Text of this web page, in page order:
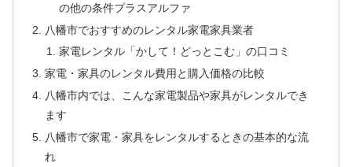
の他の条件プラスアルファ
八幡市でおすすめのレンタル家電家具業者
家電レンタル「かして！どっとこむ」の口コミ
家電・家具のレンタル費用と購入価格の比較
八幡市内では、こんな家電製品や家具がレンタルでき
ます
八幡市で家電・家具をレンタルするときの基本的な流
れ